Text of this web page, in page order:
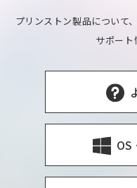
プリンストン製品について
サポート
OS